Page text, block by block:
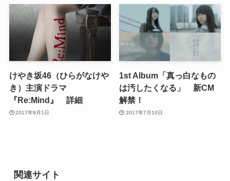
けやき坂46（ひらがなけや
き）主演ドラマ
『Re:Mind』 詳細
2017年9月1日
1st Album「真っ白なもの
は汚したくなる」 新CM
解禁！
2017年7月10日
関連サイト